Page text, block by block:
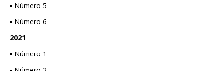
▪ Número 5
▪ Número 6
2021
▪ Número 1